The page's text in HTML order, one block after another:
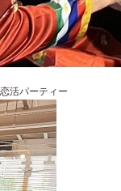
活パーティー